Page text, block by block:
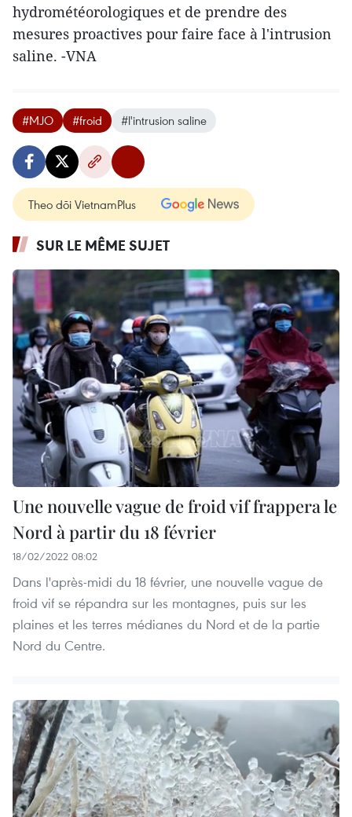
hydrométéorologiques et de prendre des
mesures proactives pour faire face à l'intrusion
saline. -VNA
#MJO #froid #l'intrusion saline
Theo dõi VietnamPlus
SUR LE MÊME SUJET
Une nouvelle vague de froid vif frappera le
Nord à partir du 18 février
18/02/2022 08:02
Dans l'après-midi du 18 février, une nouvelle vague de
froid vif se répandra sur les montagnes, puis sur les
plaines et les terres médianes du Nord et de la partie
Nord du Centre.